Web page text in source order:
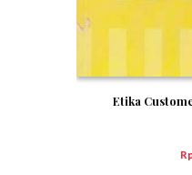
Etika